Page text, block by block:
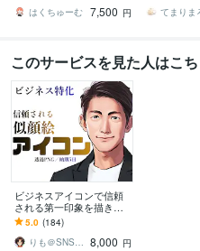
におすすめ！
はくちゅーむ 7,500 円
です◎てまりま
このサービスを見た人はこ
ビジネスアイコンで信頼
される第一印象を描きま
す 発信内容が伝わるプロ
フィールへ
5.0 (184)
りも＠SNS第1印象設計者 8,000 円